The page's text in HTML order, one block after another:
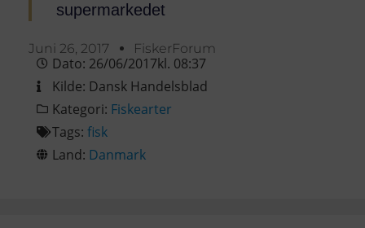
supermarkedet
Juni 26, 2017 FiskerForum
Dato: 26/06/2017kl. 08:37
Kilde: Dansk Handelsblad
Kategori: Fiskearter
Tags: fisk
Land: Danmark